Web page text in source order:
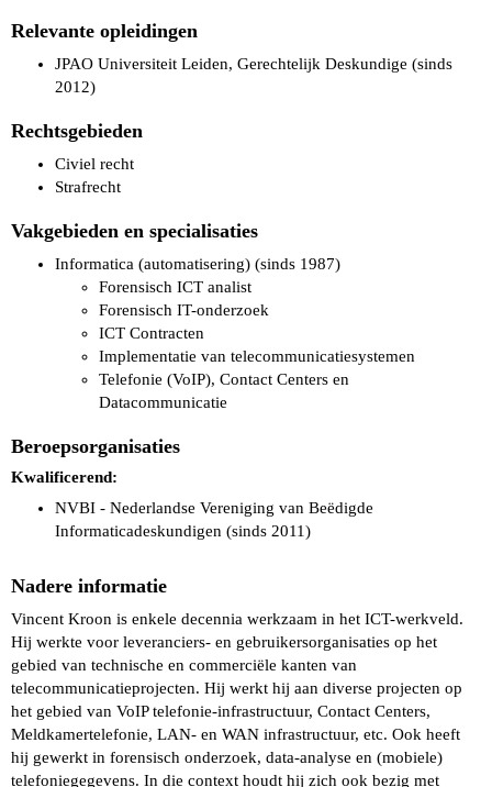
Relevante opleidingen
JPAO Universiteit Leiden, Gerechtelijk Deskundige (sinds
2012)
Rechtsgebieden
Civiel recht
Strafrecht
Vakgebieden en specialisaties
Informatica (automatisering) (sinds 1987)
Forensisch ICT analist
Forensisch IT-onderzoek
ICT Contracten
Implementatie van telecommunicatiesystemen
Telefonie (VoIP), Contact Centers en
Datacommunicatie
Beroepsorganisaties
Kwalificerend:
NVBI - Nederlandse Vereniging van Beëdigde
Informaticadeskundigen (sinds 2011)
Nadere informatie
Vincent Kroon is enkele decennia werkzaam in het ICT-werkveld.
Hij werkte voor leveranciers- en gebruikersorganisaties op het
gebied van technische en commerciële kanten van
telecommunicatieprojecten. Hij werkt hij aan diverse projecten op
het gebied van VoIP telefonie-infrastructuur, Contact Centers,
Meldkamertelefonie, LAN- en WAN infrastructuur, etc. Ook heeft
hij gewerkt in forensisch onderzoek, data-analyse en (mobiele)
telefoniegegevens. In die context houdt hij zich ook bezig met